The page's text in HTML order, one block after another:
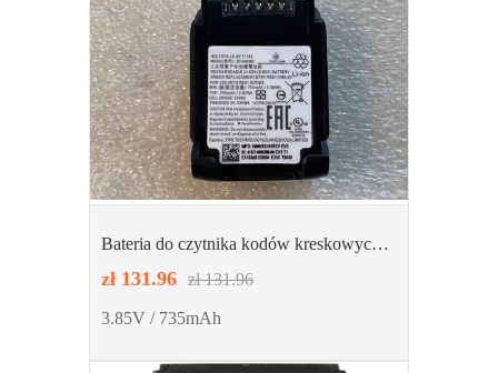
Bateria do czytnika kodów kreskowych
zł 131.96 zł 131.96
3.85V / 735mAh